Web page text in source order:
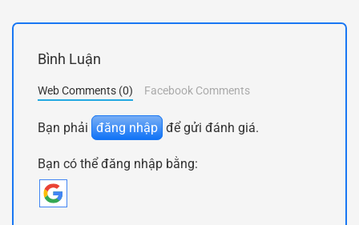
Bình Luận
Web Comments (0) Facebook Comments
Bạn phải đăng nhập để gửi đánh giá.
Bạn có thể đăng nhập bằng: